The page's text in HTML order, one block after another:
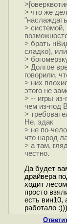
> что же
>
> брать
сладко),
>
> Долгое
говорили,
> них
этого не
> -- игры
чем из-под
>
Не, эдак
> не по-
что народ
> а там,
честно.
Да будет
драйвера
ходит
просто
есть вин10,
работало